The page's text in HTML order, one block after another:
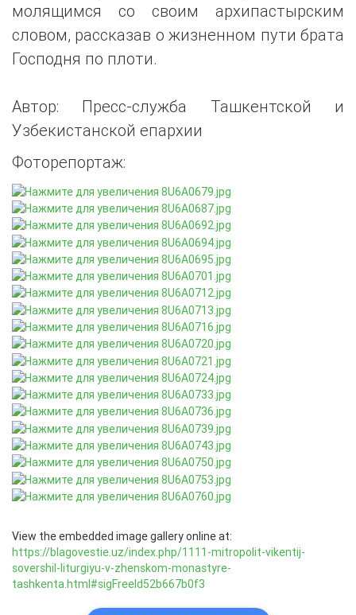
молящимся со своим архипастырским
словом, рассказав о жизненном пути брата
Господня по плоти.
Автор: Пресс-служба Ташкентской и
Узбекистанской епархии
Фоторепортаж:
View the embedded image gallery online at:
https://blagovestie.uz/index.php/1111-mitropolit-vikentij-
sovershil-liturgiyu-v-zhenskom-monastyre-
tashkenta.html#sigFreeId52b667b0f3